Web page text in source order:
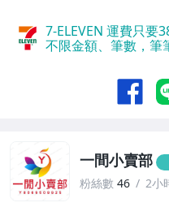
7-ELEVEN 運費只要
不限金額、筆數，筆
一間小賣部
粉絲數 46 2小